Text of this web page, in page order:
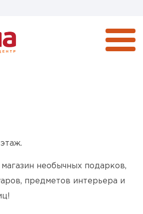
необычных подарков,
предметов интерьера и